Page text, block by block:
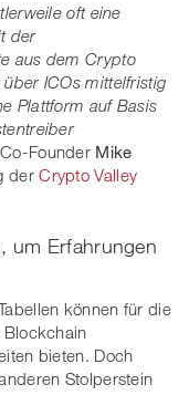
oft eine
der
aus dem Crypto
ICOs mittelfristig
Plattform auf Basis
Founder Mike
derCrypto Valley
um Erfahrungen
können für die
bieten. Doch
Stolperstein